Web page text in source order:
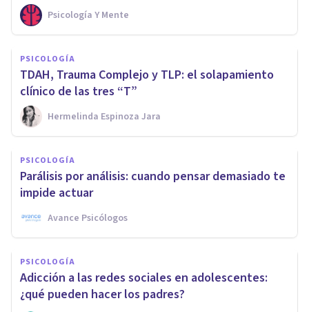
Psicología Y Mente
PSICOLOGÍA
TDAH, Trauma Complejo y TLP: el solapamiento
clínico de las tres “T”
Hermelinda Espinoza Jara
PSICOLOGÍA
Parálisis por análisis: cuando pensar demasiado te
impide actuar
Avance Psicólogos
PSICOLOGÍA
Adicción a las redes sociales en adolescentes:
¿qué pueden hacer los padres?